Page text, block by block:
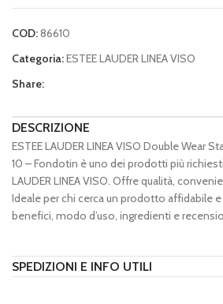
COD:86610
Categoria:ESTEE LAUDER LINEA VISO
Share:
DESCRIZIONE
ESTEE LAUDER LINEA VISO Double Wear
10 – Fondotin è uno dei prodotti più
LAUDER LINEA VISO. Offre qualità,
Ideale per chi cerca un prodotto affidabile
benefici, modo d’uso, ingredienti e
SPEDIZIONI E INFO UTILI